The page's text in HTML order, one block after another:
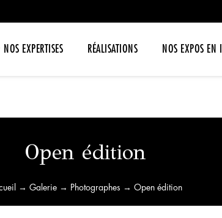
NOS EXPERTISES RÉALISATIONS NOS EXPOS EN
Open édition
→ Galerie→ Photographes → Open édition